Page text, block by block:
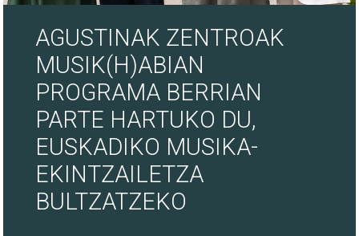
AGUSTINAK ZENTROAK
MUSIK(H)ABIAN
PROGRAMA BERRIAN
PARTE HARTUKO DU,
EUSKADIKO MUSIKA-
EKINTZAILETZA
BULTZATZEKO